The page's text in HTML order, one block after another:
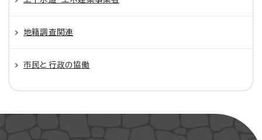
地籍調査関連
市民と行政の協働